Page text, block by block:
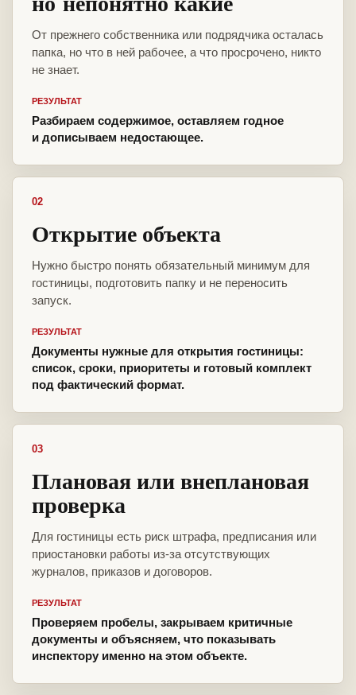
От прежнего собственника или подрядчика осталась
папка, но что в ней рабочее, а что просрочено, никто
не знает.
РЕЗУЛЬТАТ
Разбираем содержимое, оставляем годное
и дописываем недостающее.
02
Открытие объекта
Нужно быстро понять обязательный минимум для
гостиницы, подготовить папку и не переносить
запуск.
РЕЗУЛЬТАТ
Документы нужные для открытия гостиницы:
список, сроки, приоритеты и готовый комплект
под фактический формат.
03
Плановая или внеплановая
проверка
Для гостиницы есть риск штрафа, предписания или
приостановки работы из-за отсутствующих
журналов, приказов и договоров.
РЕЗУЛЬТАТ
Проверяем пробелы, закрываем критичные
документы и объясняем, что показывать
инспектору именно на этом объекте.